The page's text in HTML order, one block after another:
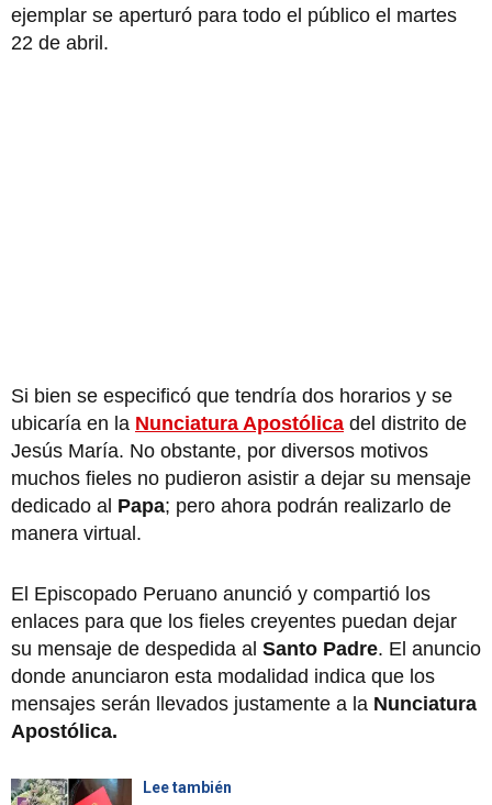
ejemplar se aperturó para todo el público el martes
22 de abril.
Si bien se especificó que tendría dos horarios y se
ubicaría en la Nunciatura Apostólica del distrito de
Jesús María. No obstante, por diversos motivos
muchos fieles no pudieron asistir a dejar su mensaje
dedicado al Papa; pero ahora podrán realizarlo de
manera virtual.
El Episcopado Peruano anunció y compartió los
enlaces para que los fieles creyentes puedan dejar
su mensaje de despedida al Santo Padre. El anuncio
donde anunciaron esta modalidad indica que los
mensajes serán llevados justamente a la Nunciatura
Apostólica.
Lee también